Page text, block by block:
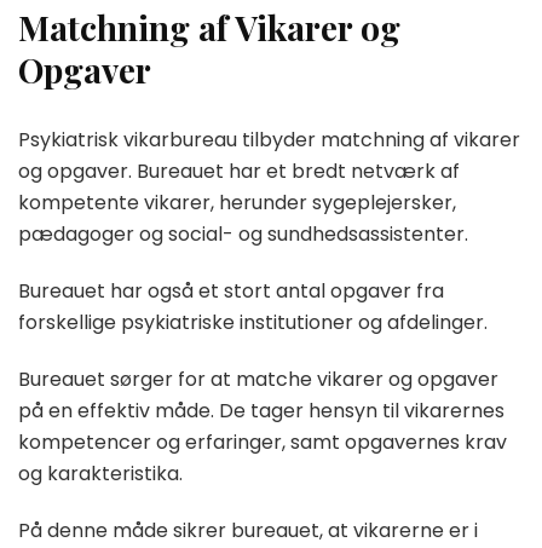
Matchning af Vikarer og
Opgaver
Psykiatrisk vikarbureau tilbyder matchning af vikarer
og opgaver. Bureauet har et bredt netværk af
kompetente vikarer, herunder sygeplejersker,
pædagoger og social- og sundhedsassistenter.
Bureauet har også et stort antal opgaver fra
forskellige psykiatriske institutioner og afdelinger.
Bureauet sørger for at matche vikarer og opgaver
på en effektiv måde. De tager hensyn til vikarernes
kompetencer og erfaringer, samt opgavernes krav
og karakteristika.
På denne måde sikrer bureauet, at vikarerne er i